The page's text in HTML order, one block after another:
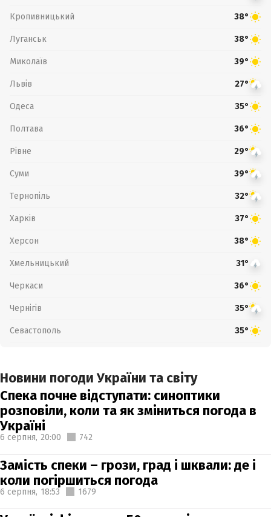
Кропивницький 38°
Луганськ 38°
Миколаїв 39°
Львів 27°
Одеса 35°
Полтава 36°
Рівне 29°
Суми 39°
Тернопіль 32°
Харків 37°
Херсон 38°
Хмельницький 31°
Черкаси 36°
Чернігів 35°
Севастополь 35°
Новини погоди України та світу
Спека почне відступати: синоптики
розповіли, коли та як зміниться погода в
Україні
6 серпня, 20:00 742
Замість спеки – грози, град і шквали: де і
коли погіршиться погода
6 серпня, 18:53 1679